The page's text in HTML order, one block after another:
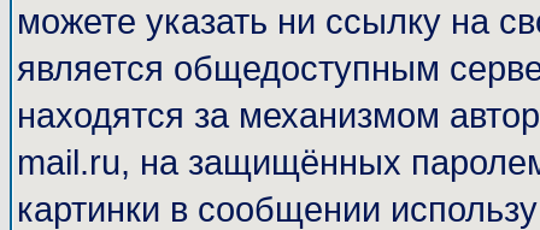
можете указать ни ссылку на
является общедоступным
находятся за механизмом
mail.ru, на защищённых
картинки в сообщении